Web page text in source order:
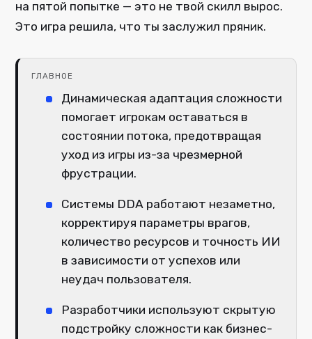
на пятой попытке — это не твой скилл вырос.
Это игра решила, что ты заслужил пряник.
ГЛАВНОЕ
Динамическая адаптация сложности
помогает игрокам оставаться в
состоянии потока, предотвращая
уход из игры из-за чрезмерной
фрустрации.
Системы DDA работают незаметно,
корректируя параметры врагов,
количество ресурсов и точность ИИ
в зависимости от успехов или
неудач пользователя.
Разработчики используют скрытую
подстройку сложности как бизнес-